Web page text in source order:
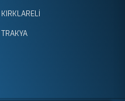
KIRKLARELİ
TRAKYA